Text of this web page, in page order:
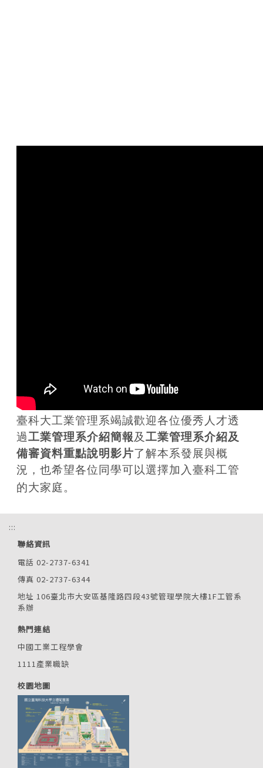
臺科大工業管理系竭誠歡迎各位優秀人才透
過工業管理系介紹簡報及工業管理系介紹及
備審資料重點說明影片了解本系發展與概
況，也希望各位同學可以選擇加入臺科工管
的大家庭。
:::
聯絡資訊
電話 02-2737-6341
傳真 02-2737-6344
地址 106臺北市大安區基隆路四段43號管理學院大樓1F工管系
系辦
熱門連結
中國工業工程學會
1111產業職缺
校園地圖